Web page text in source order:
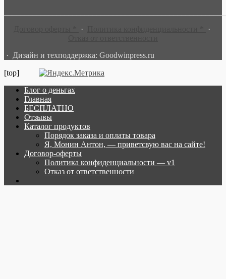
·
·
· Дизайн и техподдержка: Goodwinpress.ru
[top]
Блог о деньгах
Главная
БЕСПЛАТНО
Отзывы
Каталог продуктов
Порядок заказа и оплаты товара
Я, Монин Антон, — приветсвую вас на сайте!
Договор-оферты
Политика конфиденциальности — v1
Отказ от ответственности